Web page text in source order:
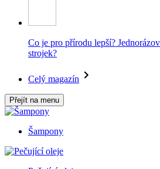
Co je pro přírodu lepší?
strojek?
Celý magazín
Přejít na menu
Šampony